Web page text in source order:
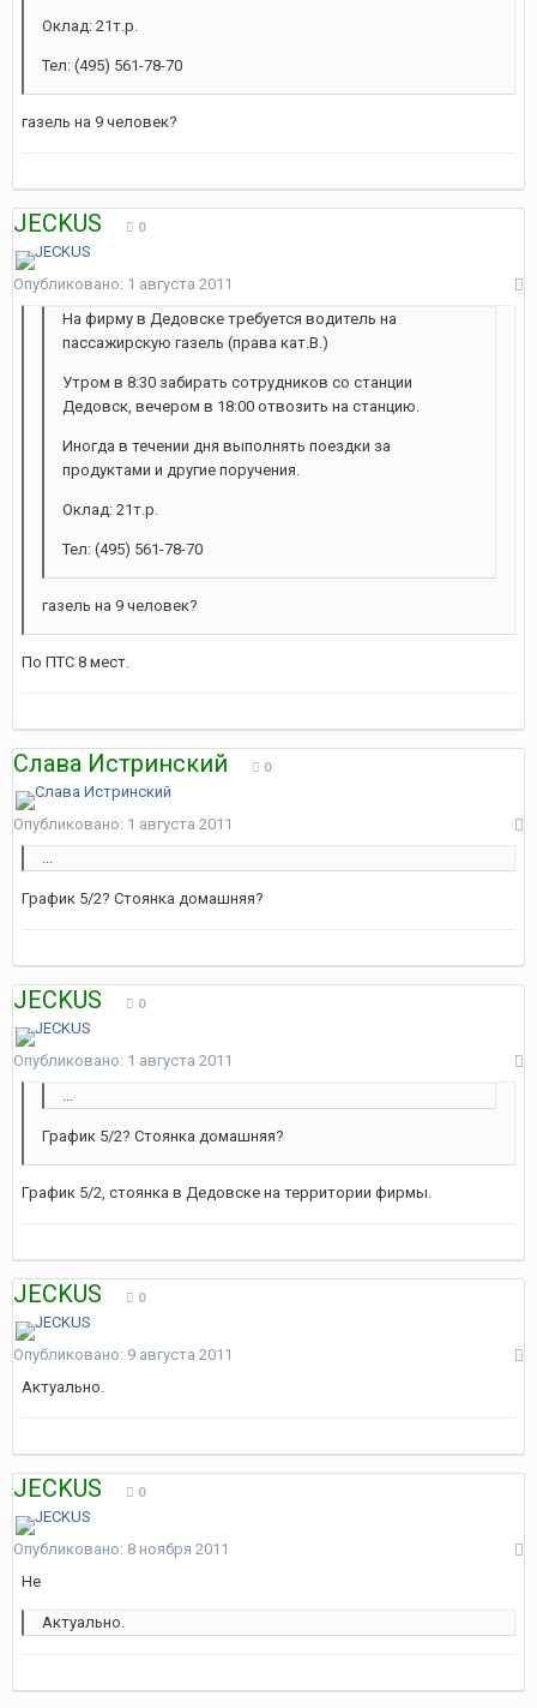
Оклад: 21т.р.
Тел: (495) 561-78-70
газель на 9 человек?
JECKUS 0
Опубликовано: 1 августа 2011
На фирму в Дедовске требуется водитель на
пассажирскую газель (права кат.В.)
Утром в 8:30 забирать сотрудников со станции
Дедовск, вечером в 18:00 отвозить на станцию.
Иногда в течении дня выполнять поездки за
продуктами и другие поручения.
Оклад: 21т.р.
Тел: (495) 561-78-70
газель на 9 человек?
По ПТС 8 мест.
Слава Истринский 0
Опубликовано: 1 августа 2011
...
График 5/2? Стоянка домашняя?
JECKUS 0
Опубликовано: 1 августа 2011
...
График 5/2? Стоянка домашняя?
График 5/2, стоянка в Дедовске на территории фирмы.
JECKUS 0
Опубликовано: 9 августа 2011
Актуально.
JECKUS 0
Опубликовано: 8 ноября 2011
Не
Актуально.